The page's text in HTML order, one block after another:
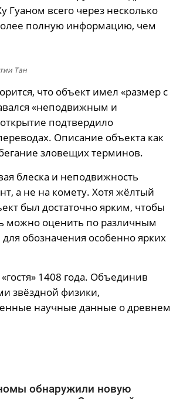
всего через несколько
полную информацию, чем
Тан
что объект имел «размер с
«неподвижным и
подтвердило
Описание объекта как
зловещих терминов.
блеска и неподвижность
а не на комету. Хотя жёлтый
был достаточно ярким, чтобы
можно оценить по различным
обозначения особенно ярких
1408 года. Объединив
звёздной физики,
научные данные о древнем
обнаружили новую